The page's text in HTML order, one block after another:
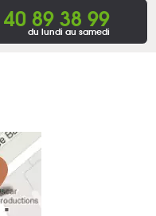
89 38 99
du lundi au samedi